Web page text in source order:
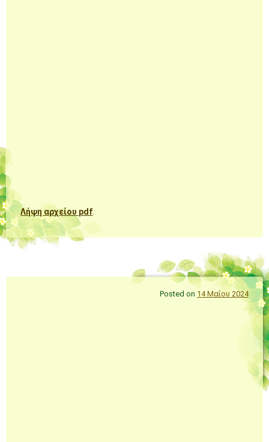
Λήψη αρχείου pdf
Posted on 14 Μαΐου 2024